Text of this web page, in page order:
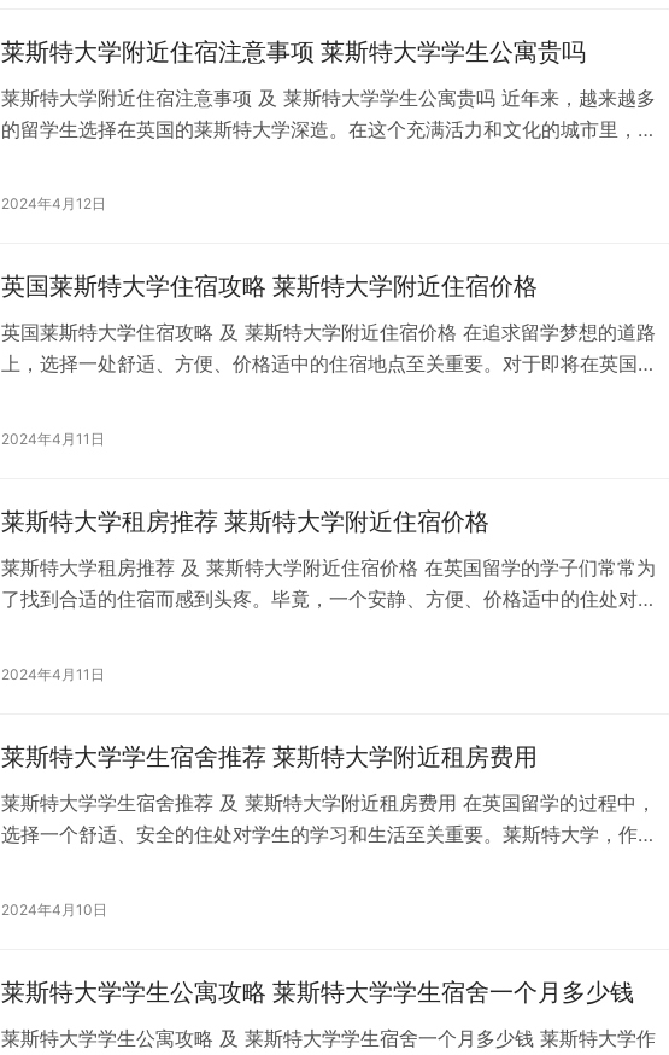
莱斯特大学附近住宿注意事项 莱斯特大学学生公寓贵吗
莱斯特大学附近住宿注意事项 及 莱斯特大学学生公寓贵吗 近年来，越来越多
的留学生选择在英国的莱斯特大学深造。在这个充满活力和文化的城市里，住
2024年4月12日
英国莱斯特大学住宿攻略 莱斯特大学附近住宿价格
英国莱斯特大学住宿攻略 及 莱斯特大学附近住宿价格 在追求留学梦想的道路
上，选择一处舒适、方便、价格适中的住宿地点至关重要。对于即将在英国莱
2024年4月11日
莱斯特大学租房推荐 莱斯特大学附近住宿价格
莱斯特大学租房推荐 及 莱斯特大学附近住宿价格 在英国留学的学子们常常为
了找到合适的住宿而感到头疼。毕竟，一个安静、方便、价格适中的住处对于
2024年4月11日
莱斯特大学学生宿舍推荐 莱斯特大学附近租房费用
莱斯特大学学生宿舍推荐 及 莱斯特大学附近租房费用 在英国留学的过程中，
选择一个舒适、安全的住处对学生的学习和生活至关重要。莱斯特大学，作为
2024年4月10日
莱斯特大学学生公寓攻略 莱斯特大学学生宿舍一个月多少钱
莱斯特大学学生公寓攻略 及 莱斯特大学学生宿舍一个月多少钱 莱斯特大学作